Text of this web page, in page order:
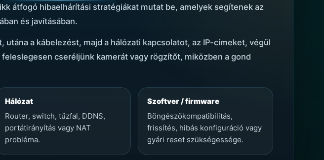
átfogó hibaelhárítási stratégiákat mutat be, amelyek segítenek az
és javításában.
a kábelezést, majd a hálózati kapcsolatot, az IP-címeket, végül
cseréljünk kamerát vagy rögzítőt, miközben a gond
Hálózat
Router, switch, tűzfal, DDNS,
portátirányítás vagy NAT
probléma.
Szoftver / firmware
Böngészőkompatibilitás,
frissítés, hibás konfiguráció vagy
gyári reset szükségessége.